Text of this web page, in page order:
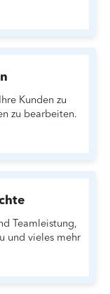
Kunden zu
zu bearbeiten.
Teamleistung,
und vieles mehr